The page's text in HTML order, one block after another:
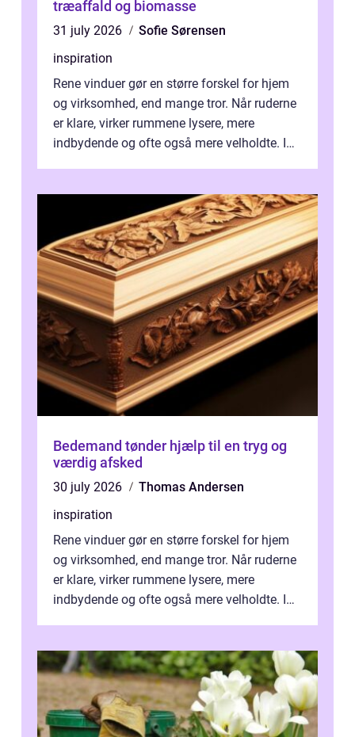
træaffald og biomasse
31 july 2026
Sofie Sørensen
inspiration
Rene vinduer gør en større forskel for hjem
og virksomhed, end mange tror. Når ruderne
er klare, virker rummene lysere, mere
indbydende og ofte også mere velholdte. I
Bedemand tønder hjælp til en tryg og
værdig afsked
30 july 2026
Thomas Andersen
inspiration
Rene vinduer gør en større forskel for hjem
og virksomhed, end mange tror. Når ruderne
er klare, virker rummene lysere, mere
indbydende og ofte også mere velholdte. I